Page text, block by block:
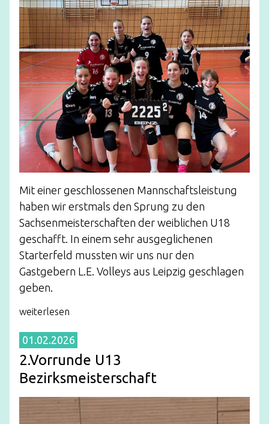
Mit einer geschlossenen Mannschaftsleistung
haben wir erstmals den Sprung zu den
Sachsenmeisterschaften der weiblichen U18
geschafft. In einem sehr ausgeglichenen
Starterfeld mussten wir uns nur den
Gastgebern L.E. Volleys aus Leipzig geschlagen
geben.
weiterlesen
01.02.2026
2.Vorrunde U13
Bezirksmeisterschaft